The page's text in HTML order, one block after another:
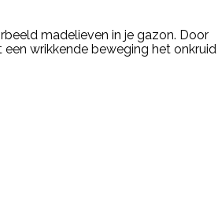
madelieven in je gazon. Door
wrikkende beweging het onkruid